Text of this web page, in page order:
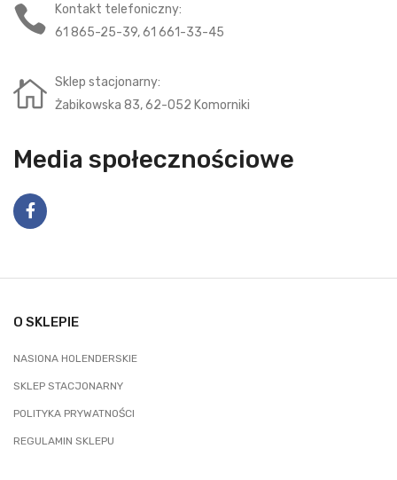
Kontakt telefoniczny:
61 865-25-39, 61 661-33-45
Sklep stacjonarny:
Żabikowska 83, 62-052 Komorniki
Media społecznościowe
O SKLEPIE
NASIONA HOLENDERSKIE
SKLEP STACJONARNY
POLITYKA PRYWATNOŚCI
REGULAMIN SKLEPU